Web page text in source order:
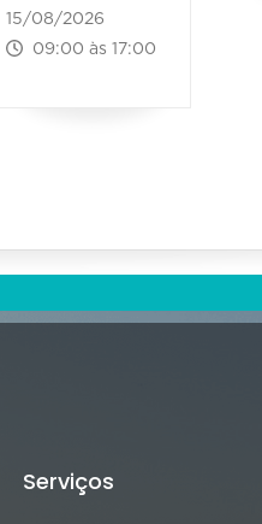
15/08/2026
09:00 às 17:00
Serviços